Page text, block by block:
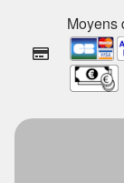
Moyens